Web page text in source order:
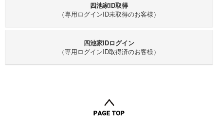
四池家ID取得
（専用ログインID未取得のお客様）
四池家IDログイン
（専用ログインID取得済のお客様）